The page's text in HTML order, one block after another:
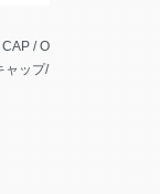
/ O
ャップ/